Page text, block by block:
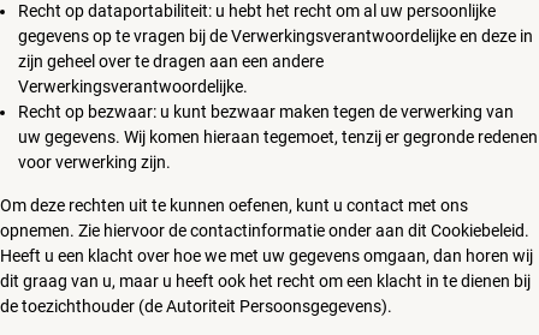
Recht op dataportabiliteit: u hebt het recht om al uw persoonlijke
gegevens op te vragen bij de Verwerkingsverantwoordelijke en deze in
zijn geheel over te dragen aan een andere
Verwerkingsverantwoordelijke.
Recht op bezwaar: u kunt bezwaar maken tegen de verwerking van
uw gegevens. Wij komen hieraan tegemoet, tenzij er gegronde redenen
voor verwerking zijn.
Om deze rechten uit te kunnen oefenen, kunt u contact met ons
opnemen. Zie hiervoor de contactinformatie onder aan dit Cookiebeleid.
Heeft u een klacht over hoe we met uw gegevens omgaan, dan horen wij
dit graag van u, maar u heeft ook het recht om een klacht in te dienen bij
de toezichthouder (de Autoriteit Persoonsgegevens).